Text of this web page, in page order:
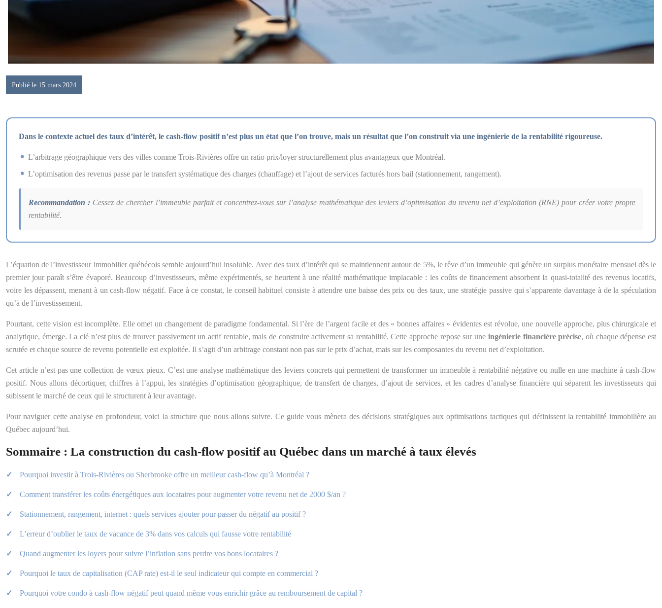
Publié le 15 mars 2024
Dans le contexte actuel des taux d’intérêt, le cash-flow positif n’est plus un état que l’on trouve, mais un résultat que l’on construit via une ingénierie de la rentabilité rigoureuse.
L’arbitrage géographique vers des villes comme Trois-Rivières offre un ratio prix/loyer structurellement plus avantageux que Montréal.
L’optimisation des revenus passe par le transfert systématique des charges (chauffage) et l’ajout de services facturés hors bail (stationnement, rangement).
Recommandation :Cessez de chercher l’immeuble parfait et concentrez-vous sur l’analyse mathématique des leviers d’optimisation du revenu net d’exploitation (RNE) pour créer votre propre
rentabilité.
L’équation de l’investisseur immobilier québécois semble aujourd’hui insoluble. Avec des taux d’intérêt qui se maintiennent autour de 5%, le rêve d’un immeuble qui génère un surplus monétaire mensuel dès le
premier jour paraît s’être évaporé. Beaucoup d’investisseurs, même expérimentés, se heurtent à une réalité mathématique implacable : les coûts de financement absorbent la quasi-totalité des revenus locatifs,
voire les dépassent, menant à un cash-flow négatif. Face à ce constat, le conseil habituel consiste à attendre une baisse des prix ou des taux, une stratégie passive qui s’apparente davantage à de la spéculation
qu’à de l’investissement.
Pourtant, cette vision est incomplète. Elle omet un changement de paradigme fondamental. Si l’ère de l’argent facile et des « bonnes affaires » évidentes est révolue, une nouvelle approche, plus chirurgicale et
analytique, émerge. La clé n’est plus de trouver passivement un actif rentable, mais de construire activement sa rentabilité. Cette approche repose sur une ingénierie financière précise, où chaque dépense est
scrutée et chaque source de revenu potentielle est exploitée. Il s’agit d’un arbitrage constant non pas sur le prix d’achat, mais sur les composantes du revenu net d’exploitation.
Cet article n’est pas une collection de vœux pieux. C’est une analyse mathématique des leviers concrets qui permettent de transformer un immeuble à rentabilité négative ou nulle en une machine à cash-flow
positif. Nous allons décortiquer, chiffres à l’appui, les stratégies d’optimisation géographique, de transfert de charges, d’ajout de services, et les cadres d’analyse financière qui séparent les investisseurs qui
subissent le marché de ceux qui le structurent à leur avantage.
Pour naviguer cette analyse en profondeur, voici la structure que nous allons suivre. Ce guide vous mènera des décisions stratégiques aux optimisations tactiques qui définissent la rentabilité immobilière au
Québec aujourd’hui.
Sommaire : La construction du cash-flow positif au Québec dans un marché à taux élevés
Pourquoi investir à Trois-Rivières ou Sherbrooke offre un meilleur cash-flow qu’à Montréal ?
Comment transférer les coûts énergétiques aux locataires pour augmenter votre revenu net de 2000 $/an ?
Stationnement, rangement, internet : quels services ajouter pour passer du négatif au positif ?
L’erreur d’oublier le taux de vacance de 3% dans vos calculs qui fausse votre rentabilité
Quand augmenter les loyers pour suivre l’inflation sans perdre vos bons locataires ?
Pourquoi le taux de capitalisation (CAP rate) est-il le seul indicateur qui compte en commercial ?
Pourquoi votre condo à cash-flow négatif peut quand même vous enrichir grâce au remboursement de capital ?